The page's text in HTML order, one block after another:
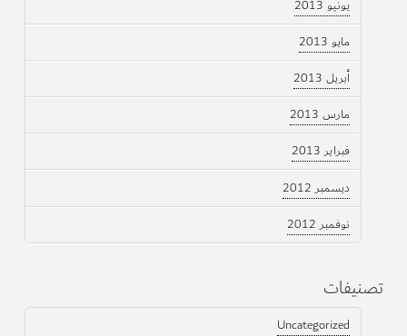
يونيو 2013
مايو 2013
أبريل 2013
مارس 2013
فبراير 2013
ديسمبر 2012
نوفمبر 2012
تصنيفات
Uncategorized